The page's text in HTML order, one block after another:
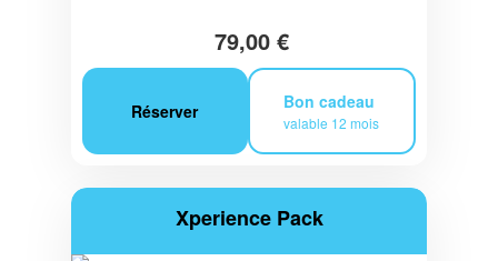
79,00 €
Réserver Bon cadeau
valable 12 mois
Xperience Pack